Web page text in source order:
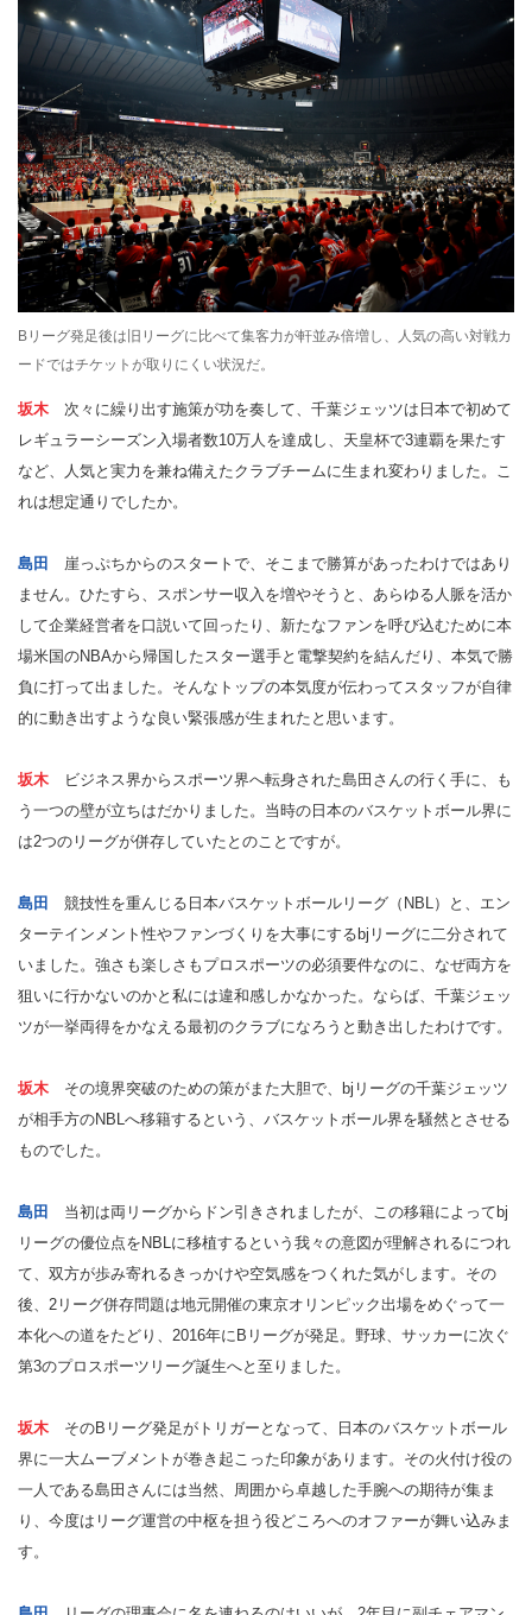
Bリーグ発足後は旧リーグに比べて集客力が軒並み倍増し、人気の高い対戦カ
ードではチケットが取りにくい状況だ。
坂木 次々に繰り出す施策が功を奏して、千葉ジェッツは日本で初めて
レギュラーシーズン入場者数10万人を達成し、天皇杯で3連覇を果たす
など、人気と実力を兼ね備えたクラブチームに生まれ変わりました。こ
れは想定通りでしたか。
島田
崖っぷちからのスタートで、そこまで勝算があったわけではあり
ません。ひたすら、スポンサー収入を増やそうと、あらゆる人脈を活か
して企業経営者を口説いて回ったり、新たなファンを呼び込むために本
場米国のNBAから帰国したスター選手と電撃契約を結んだり、本気で勝
負に打って出ました。そんなトップの本気度が伝わってスタッフが自律
的に動き出すような良い緊張感が生まれたと思います。
坂木 ビジネス界からスポーツ界へ転身された島田さんの行く手に、も
う一つの壁が立ちはだかりました。当時の日本のバスケットボール界に
は2つのリーグが併存していたとのことですが。
島田
競技性を重んじる日本バスケットボールリーグ（NBL）と、エン
ターテインメント性やファンづくりを大事にするbjリーグに二分されて
いました。強さも楽しさもプロスポーツの必須要件なのに、なぜ両方を
狙いに行かないのかと私には違和感しかなかった。ならば、千葉ジェッ
ツが一挙両得をかなえる最初のクラブになろうと動き出したわけです。
坂木 その境界突破のための策がまた大胆で、bjリーグの千葉ジェッツ
が相手方のNBLへ移籍するという、バスケットボール界を騒然とさせる
ものでした。
島田
当初は両リーグからドン引きされましたが、この移籍によってbj
リーグの優位点をNBLに移植するという我々の意図が理解されるにつれ
て、双方が歩み寄れるきっかけや空気感をつくれた気がします。その
後、2リーグ併存問題は地元開催の東京オリンピック出場をめぐって一
本化への道をたどり、2016年にBリーグが発足。野球、サッカーに次ぐ
第3のプロスポーツリーグ誕生へと至りました。
坂木 そのBリーグ発足がトリガーとなって、日本のバスケットボール
界に一大ムーブメントが巻き起こった印象があります。その火付け役の
一人である島田さんには当然、周囲から卓越した手腕への期待が集ま
り、今度はリーグ運営の中枢を担う役どころへのオファーが舞い込みま
す。